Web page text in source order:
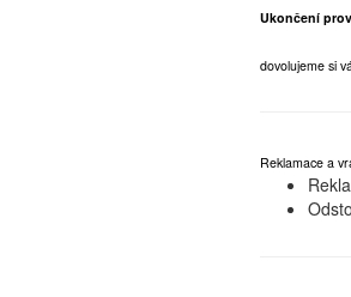
Ukončení
dovolujeme si
Reklamace a